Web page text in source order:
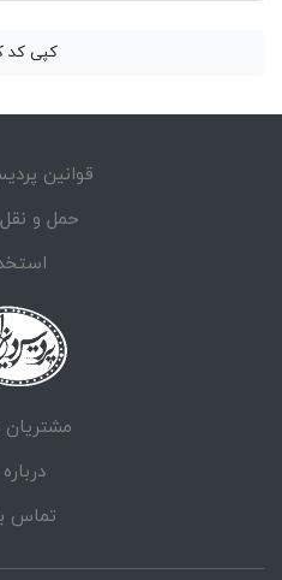
کپی کد
قوانین
حمل و نقل
مشتریان
تماس